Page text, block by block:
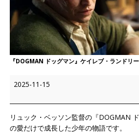
『DOGMAN ドッグマン』ケイレブ・ランドリ
2025-11-15
リュック・ベッソン監督の『DOGMAN
の愛だけで成長した少年の物語です。